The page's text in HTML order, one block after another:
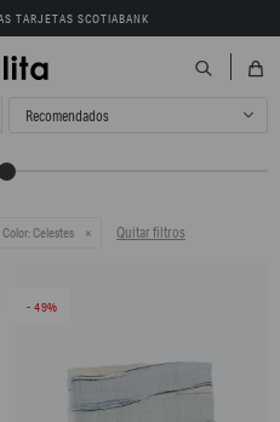
TARJETAS SCOTIABANK
Recomendados
Color:Celestes Quitar filtros
49